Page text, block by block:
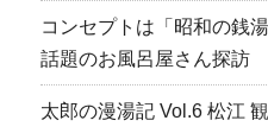
コンセプトは「昭和の銭
話題のお風呂屋さん探訪
太郎の漫湯記 Vol.6 松江